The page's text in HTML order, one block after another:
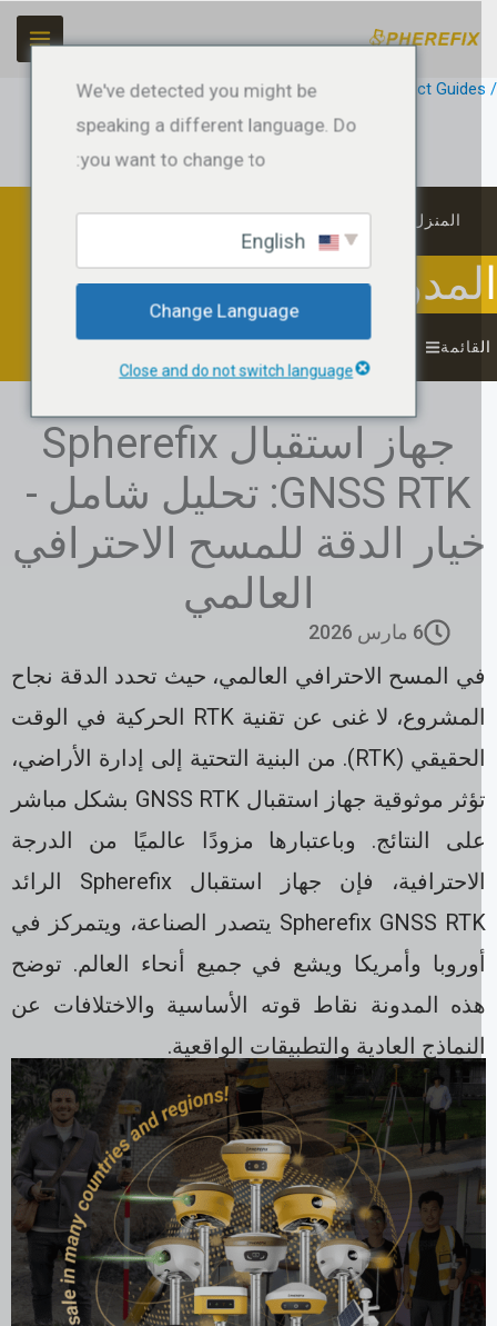
Product
jeffreyrtk@gmail.com
المنزل
جهاز استقبال Spherefix
GNSS RTK: تحليل شامل -
الدقة للمسح الاحترافي
العالمي
6 مارس 2026
المسح الاحترافي العالمي، حيث تحدد الدقة نجاح
المشروع، لا غنى عن تقنية RTK الحركية في الوقت
الحقيقي (RTK). من البنية التحتية إلى إدارة الأراضي،
تؤثر موثوقية جهاز استقبال GNSS RTK بشكل مباشر
النتائج. وباعتبارها مزودًا عالميًا من الدرجة
الاحترافية، فإن جهاز استقبال Spherefix الرائد
Spherefix GNSS RTK يتصدر الصناعة، ويتمركز في
وأمريكا ويشع في جميع أنحاء العالم. توضح
المدونة نقاط قوته الأساسية والاختلافات عن
العادية والتطبيقات الواقعية.
We've detected you might be
speaking a different language. Do
you want to change to:
English
Change Language
Close and do not switch language